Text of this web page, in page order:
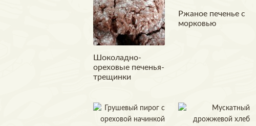
Шоколадно-
ореховые печенья-
трещинки
Ржаное печенье с
морковью